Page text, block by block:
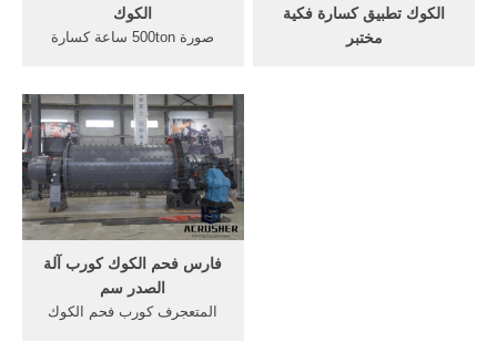
الكوك
صورة 500ton ساعة كسارة
الفحم المستخدمة في مصنع
فرن فحم الكوك (99+ مراجعات
العملاء) المعدات المستخدمة
في إنتاج فحم الكوك سحق
المعدات في مصنع فحم .
الكوك تطبيق كسارة فكية
مختبر
فارس فحم الكوك كورب آلة
الصدر سم
المتعجرف كورب فحم الكوك